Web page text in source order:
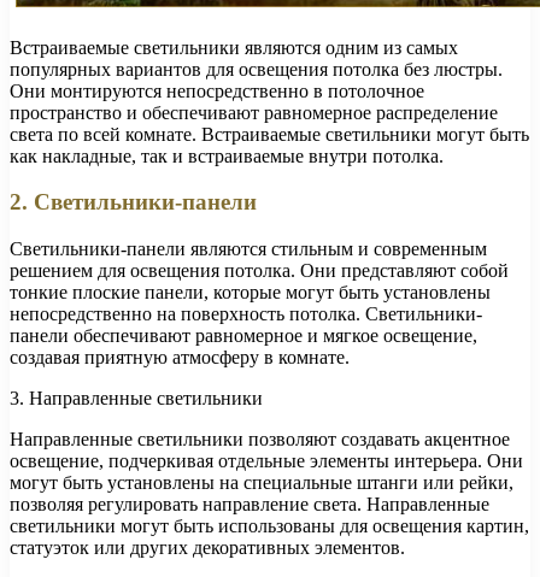
Встраиваемые светильники являются одним из самых
популярных вариантов для освещения потолка без люстры.
Они монтируются непосредственно в потолочное
пространство и обеспечивают равномерное распределение
света по всей комнате. Встраиваемые светильники могут быть
как накладные, так и встраиваемые внутри потолка.
2. Светильники-панели
Светильники-панели являются стильным и современным
решением для освещения потолка. Они представляют собой
тонкие плоские панели, которые могут быть установлены
непосредственно на поверхность потолка. Светильники-
панели обеспечивают равномерное и мягкое освещение,
создавая приятную атмосферу в комнате.
3. Направленные светильники
Направленные светильники позволяют создавать акцентное
освещение, подчеркивая отдельные элементы интерьера. Они
могут быть установлены на специальные штанги или рейки,
позволяя регулировать направление света. Направленные
светильники могут быть использованы для освещения картин,
статуэток или других декоративных элементов.